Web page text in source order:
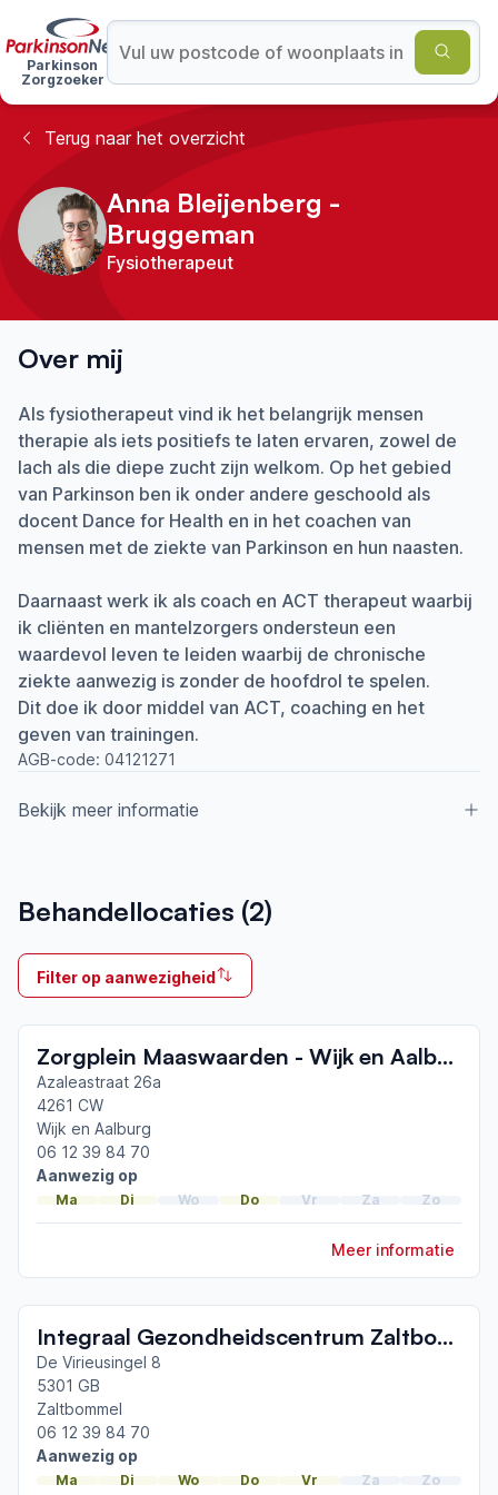
Parkinson
Zorgzoeker
Terug naar het overzicht
Anna Bleijenberg -
Bruggeman
Fysiotherapeut
Over mij
Als fysiotherapeut vind ik het belangrijk mensen
therapie als iets positiefs te laten ervaren, zowel de
lach als die diepe zucht zijn welkom. Op het gebied
van Parkinson ben ik onder andere geschoold als
docent Dance for Health en in het coachen van
mensen met de ziekte van Parkinson en hun naasten.
Daarnaast werk ik als coach en ACT therapeut waarbij
ik cliënten en mantelzorgers ondersteun een
waardevol leven te leiden waarbij de chronische
ziekte aanwezig is zonder de hoofdrol te spelen.
Dit doe ik door middel van ACT, coaching en het
geven van trainingen.
AGB-code: 04121271
Bekijk meer informatie
2013
Ik behandel
Op locatie & Thuis
netwerk
Tiel
Afgeronde ParkinsonNet-scholingen
ParkinsonNet congres 2026
ParkinsonNet congres 2024
ParkinsonNet congres 2022
Behandellocaties (2)
Filter op aanwezigheid
Zorgplein Maaswaarden - Wijk en Aalburg
Azaleastraat 26a
4261 CW
Wijk en Aalburg
06 12 39 84 70
Aanwezig op
Ma Di Wo Do Vr Za Zo
Meer informatie
Integraal Gezondheidscentrum Zaltbommel
De Virieusingel 8
5301 GB
Zaltbommel
06 12 39 84 70
Aanwezig op
Ma Di Wo Do Vr Za Zo